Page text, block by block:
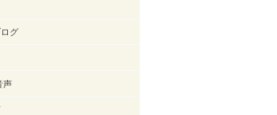
グ
声